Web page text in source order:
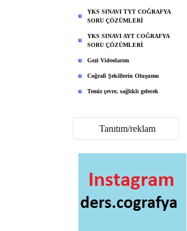
YKS SINAVI TYT COĞRAFYA
SORU ÇÖZÜMLERİ
YKS SINAVI AYT COĞRAFYA
SORU ÇÖZÜMLERİ
Gezi Videolarım
Coğrafi Şekillerin Oluşumu
Temiz çevre, sağlıklı gelecek
Tanıtım/reklam